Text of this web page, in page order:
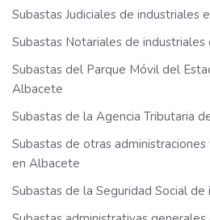
Subastas Judiciales de industriales
Subastas Notariales de
Subastas del Parque Móvil del
Albacete
Subastas de la Agencia Tributaria
Subastas de otras
en Albacete
Subastas de la Seguridad Social